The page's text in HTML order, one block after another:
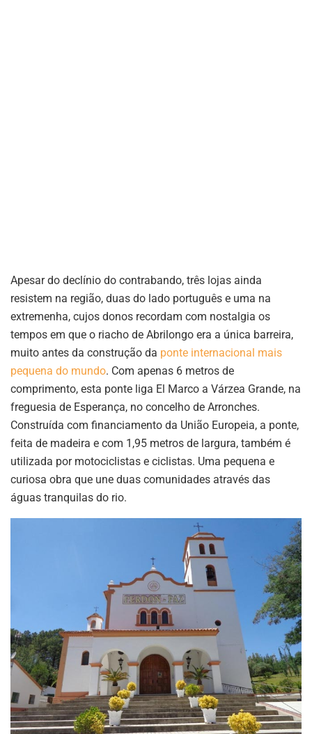
Apesar do declínio do contrabando, três lojas ainda
resistem na região, duas do lado português e uma na
extremenha, cujos donos recordam com nostalgia os
tempos em que o riacho de Abrilongo era a única barreira,
muito antes da construção da ponte internacional mais
pequena do mundo. Com apenas 6 metros de
comprimento, esta ponte liga El Marco a Várzea Grande, na
freguesia de Esperança, no concelho de Arronches.
Construída com financiamento da União Europeia, a ponte,
feita de madeira e com 1,95 metros de largura, também é
utilizada por motociclistas e ciclistas. Uma pequena e
curiosa obra que une duas comunidades através das
águas tranquilas do rio.